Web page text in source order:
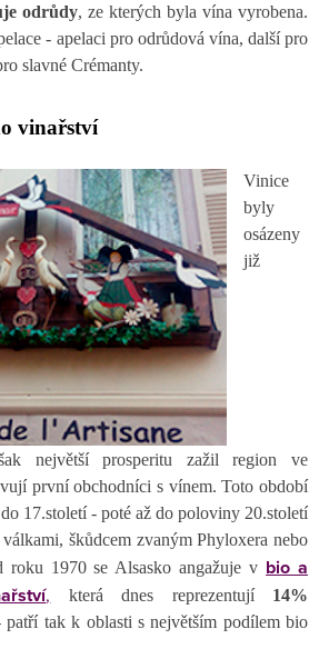
odrůdy, ze kterých byla vína vyrobena.
- apelaci pro odrůdová vína, další pro
slavné Crémanty.
vinařství
Vinice
byly
osázeny
již
největší prosperitu zažil region ve
první obchodníci s vínem. Toto období
17.století - poté až do poloviny 20.století
škůdcem zvaným Phyloxera nebo
roku 1970 se Alsasko angažuje v bio a
, která dnes reprezentují14%
tak k oblasti s největším podílem bio